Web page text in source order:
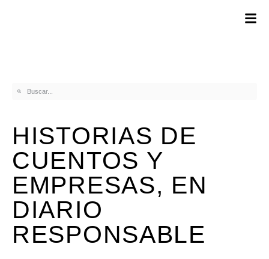
HISTORIAS DE
CUENTOS Y
EMPRESAS, EN
DIARIO
RESPONSABLE